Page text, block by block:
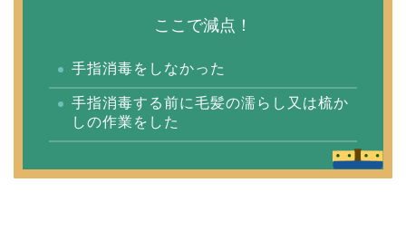
ここで減点！
手指消毒をしなかった
手指消毒する前に毛髪の濡らし又は梳か
しの作業をした